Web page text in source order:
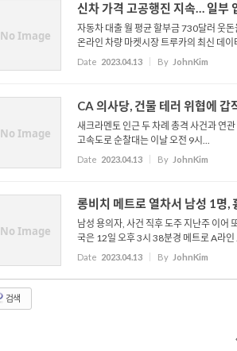
No Image
신차 가격 고공행진 지속… 일부
자동차 대출 월 평균 할부금 730달러 웃
온라인 차량 마켓시장 트루카의 최신 데이
Date 2023.04.13 By JohnKim
No Image
CA 의사당, 건물 테러 위협에 갑
새크라멘토 인근 두 차례 총격 사건과 연
고속도로 순찰대는 이날 오전 9시...
Date 2023.04.13 By JohnKim
No Image
롱비치 메트로 열차서 남성 1명,
남성 용의자, 사건 직후 도주 지난주 이어
국은 12일 오후 3시 38분경 메트로 A라인
Date 2023.04.13 By JohnKim
검색